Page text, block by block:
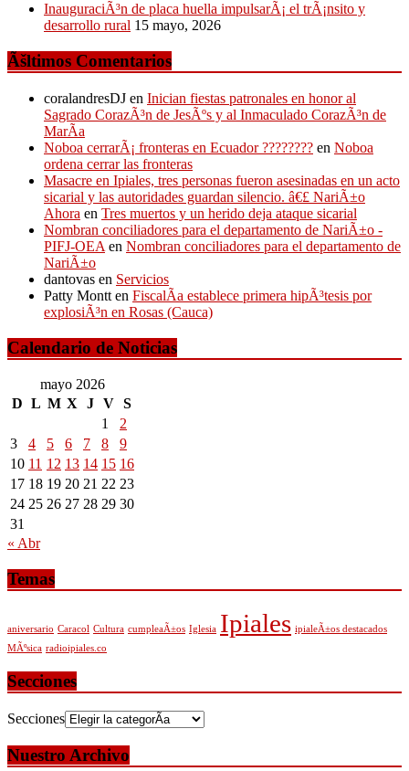
InauguraciÃ³n de placa huella impulsarÃ¡ el trÃ¡nsito y
desarrollo rural 15 mayo, 2026
Ãšltimos Comentarios
coralandresDJ en Inician fiestas patronales en honor al
Sagrado CorazÃ³n de JesÃºs y al Inmaculado CorazÃ³n de
MarÃ­a
Noboa cerrarÃ¡ fronteras en Ecuador ???????? en Noboa
ordena cerrar las fronteras
Masacre en Ipiales, tres personas fueron asesinadas en un acto
sicarial y las autoridades guardan silencio. â€£ NariÃ±o
Ahora en Tres muertos y un herido deja ataque sicarial
Nombran conciliadores para el departamento de NariÃ±o -
PIFJ-OEA en Nombran conciliadores para el departamento de
NariÃ±o
dantovas en Servicios
Patty Montt en FiscalÃ­a establece primera hipÃ³tesis por
explosiÃ³n en Rosas (Cauca)
Calendario de Noticias
mayo 2026
D L M X J V S
1
2
3
4 5 6 7 8
9
10 11 12 13 14 15 16
17 18 19 20 21 22 23
24 25 26 27 28 29 30
31
« Abr
Temas
aniversario Caracol Cultura cumpleaÃ±os Iglesia Ipiales ipialeÃ±os destacados
MÃºsica radioipiales.co
Secciones
Secciones
Nuestro Archivo